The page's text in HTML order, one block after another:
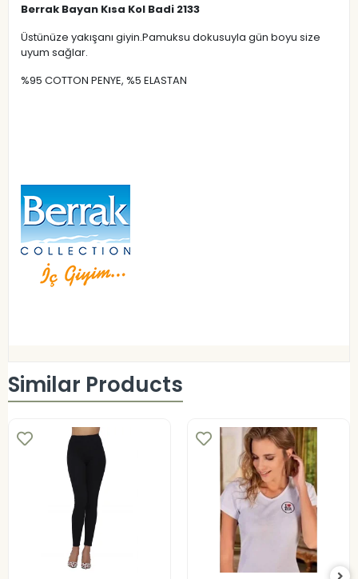
Berrak Bayan Kısa Kol Badi 2133
Üstünüze yakışanı giyin.Pamuksu dokusuyla gün boyu size
uyum sağlar.
%95 COTTON PENYE, %5 ELASTAN
Similar Products